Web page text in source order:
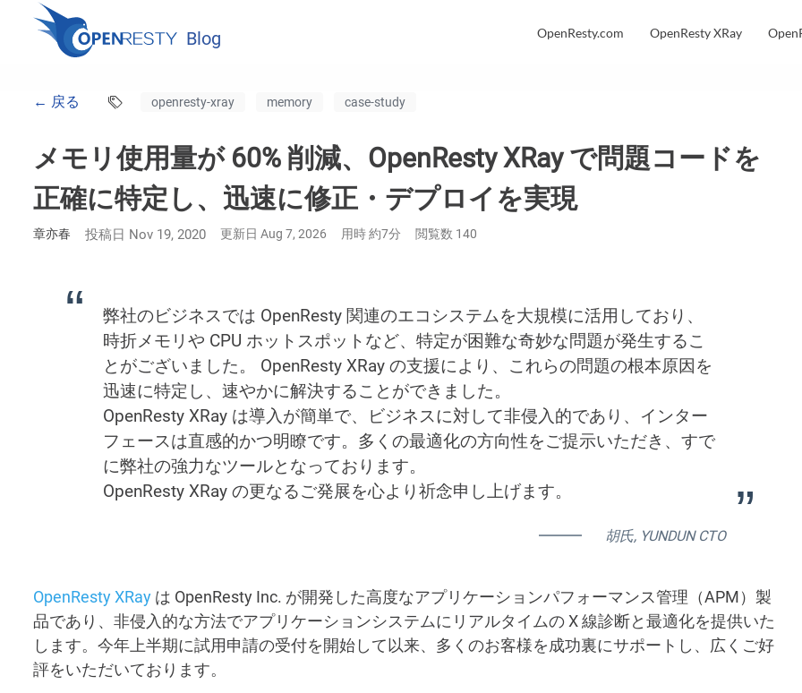
Blog OpenResty.com OpenResty XRay
← 戻る openresty-xray memory case-study
メモリ使用量が 60% 削減、OpenResty XRay で問題コードを
正確に特定し、迅速に修正・デプロイを実現
章亦春 投稿日 Nov 19, 2020 更新日 Aug 7, 2026 用時 約7分 閲覧数 140
弊社のビジネスでは OpenResty 関連のエコシステムを大規模に活用しており、
時折メモリや CPU ホットスポットなど、特定が困難な奇妙な問題が発生するこ
とがございました。 OpenResty XRay の支援により、これらの問題の根本原因を
迅速に特定し、速やかに解決することができました。
OpenResty XRay は導入が簡単で、ビジネスに対して非侵入的であり、インター
フェースは直感的かつ明瞭です。多くの最適化の方向性をご提示いただき、すで
に弊社の強力なツールとなっております。
OpenResty XRay の更なるご発展を心より祈念申し上げます。
胡氏, YUNDUN CTO
OpenResty XRay は OpenResty Inc. が開発した高度なアプリケーションパフォーマンス管理（APM）製
品であり、非侵入的な方法でアプリケーションシステムにリアルタイムの X 線診断と最適化を提供いた
します。今年上半期に試用申請の受付を開始して以来、多くのお客様を成功裏にサポートし、広くご好
評をいただいております。